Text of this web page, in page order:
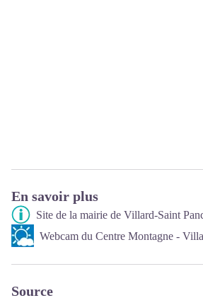
En savoir plus
Site de la mairie de Villard-Saint
Webcam du Centre Montagne -
Source